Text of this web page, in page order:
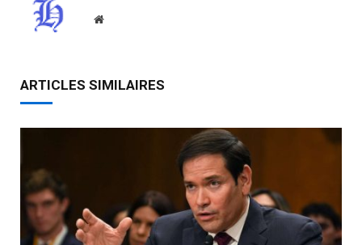
Website
ARTICLES SIMILAIRES